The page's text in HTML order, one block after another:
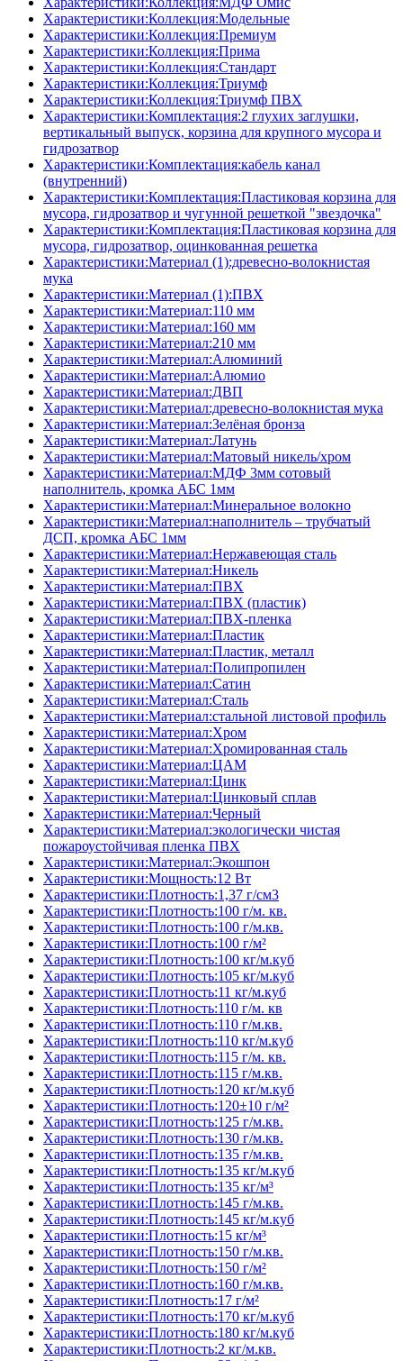
Характеристики:Коллекция:Модельные
Характеристики:Коллекция:Премиум
Характеристики:Коллекция:Прима
Характеристики:Коллекция:Стандарт
Характеристики:Коллекция:Триумф
Характеристики:Коллекция:Триумф ПВХ
Характеристики:Комплектация:2 глухих заглушки,
вертикальный выпуск, корзина для крупного мусора и
гидрозатвор
Характеристики:Комплектация:кабель канал
(внутренний)
Характеристики:Комплектация:Пластиковая корзина для
мусора, гидрозатвор и чугунной решеткой "звездочка"
Характеристики:Комплектация:Пластиковая корзина для
мусора, гидрозатвор, оцинкованная решетка
Характеристики:Материал (1):древесно-волокнистая
мука
Характеристики:Материал (1):ПВХ
Характеристики:Материал:110 мм
Характеристики:Материал:160 мм
Характеристики:Материал:210 мм
Характеристики:Материал:Алюминий
Характеристики:Материал:Алюмио
Характеристики:Материал:ДВП
Характеристики:Материал:древесно-волокнистая мука
Характеристики:Материал:Зелёная бронза
Характеристики:Материал:Латунь
Характеристики:Материал:Матовый никель/хром
Характеристики:Материал:МДФ 3мм сотовый
наполнитель, кромка AБC 1мм
Характеристики:Материал:Минеральное волокно
Характеристики:Материал:наполнитель – трубчатый
ДСП, кромка AБC 1мм
Характеристики:Материал:Нержавеющая сталь
Характеристики:Материал:Никель
Характеристики:Материал:ПВХ
Характеристики:Материал:ПВХ (пластик)
Характеристики:Материал:ПВХ-пленка
Характеристики:Материал:Пластик
Характеристики:Материал:Пластик, металл
Характеристики:Материал:Полипропилен
Характеристики:Материал:Сатин
Характеристики:Материал:Сталь
Характеристики:Материал:стальной листовой профиль
Характеристики:Материал:Хром
Характеристики:Материал:Хромированная сталь
Характеристики:Материал:ЦАМ
Характеристики:Материал:Цинк
Характеристики:Материал:Цинковый сплав
Характеристики:Материал:Черный
Характеристики:Материал:экологически чистая
пожароустойчивая пленка ПВХ
Характеристики:Материал:Экошпон
Характеристики:Мощность:12 Вт
Характеристики:Плотность:1,37 г/см3
Характеристики:Плотность:100 г/м. кв.
Характеристики:Плотность:100 г/м.кв.
Характеристики:Плотность:100 г/м²
Характеристики:Плотность:100 кг/м.куб
Характеристики:Плотность:105 кг/м.куб
Характеристики:Плотность:11 кг/м.куб
Характеристики:Плотность:110 г/м. кв
Характеристики:Плотность:110 г/м.кв.
Характеристики:Плотность:110 кг/м.куб
Характеристики:Плотность:115 г/м. кв.
Характеристики:Плотность:115 г/м.кв.
Характеристики:Плотность:120 кг/м.куб
Характеристики:Плотность:120±10 г/м²
Характеристики:Плотность:125 г/м.кв.
Характеристики:Плотность:130 г/м.кв.
Характеристики:Плотность:135 г/м.кв.
Характеристики:Плотность:135 кг/м.куб
Характеристики:Плотность:135 кг/м³
Характеристики:Плотность:145 г/м.кв.
Характеристики:Плотность:145 кг/м.куб
Характеристики:Плотность:15 кг/м³
Характеристики:Плотность:150 г/м.кв.
Характеристики:Плотность:150 г/м²
Характеристики:Плотность:160 г/м.кв.
Характеристики:Плотность:17 г/м²
Характеристики:Плотность:170 кг/м.куб
Характеристики:Плотность:180 кг/м.куб
Характеристики:Плотность:2 кг/м.кв.